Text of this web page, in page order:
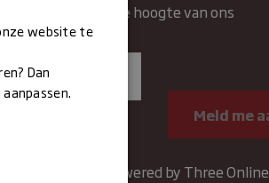
en blijft op de hoogte van ons
Powered by Three Online
website te
Dan